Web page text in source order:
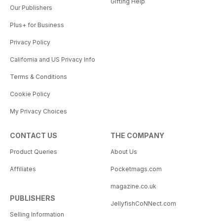
Our Publishers
Plus+ for Business
Privacy Policy
California and US Privacy Info
Terms & Conditions
Cookie Policy
My Privacy Choices
CONTACT US
Product Queries
Affiliates
PUBLISHERS
Selling Information
THE COMPANY
About Us
Pocketmags.com
magazine.co.uk
JellyfishCoNNect.com